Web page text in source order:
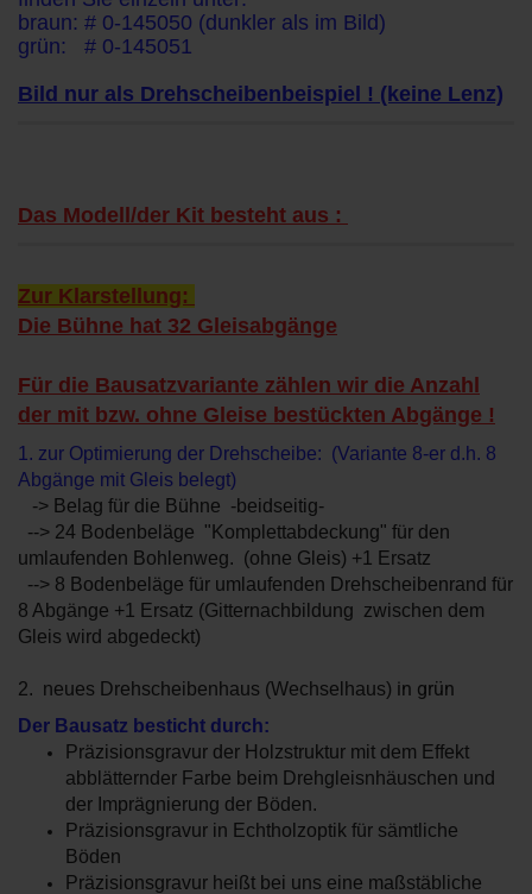
braun: # 0-145050 (dunkler als im Bild)
grün: # 0-145051
Bild nur als Drehscheibenbeispiel ! (keine Lenz)
Das Modell/der Kit besteht aus :
Zur Klarstellung:
Die Bühne hat 32 Gleisabgänge
Für die Bausatzvariante zählen wir die Anzahl
der mit bzw. ohne Gleise bestückten Abgänge !
1. zur Optimierung der Drehscheibe: (Variante 8-er d.h. 8
Abgänge mit Gleis belegt)
-> Belag für die Bühne -beidseitig-
--> 24 Bodenbeläge "Komplettabdeckung" für den
umlaufenden Bohlenweg. (ohne Gleis) +1 Ersatz
--> 8 Bodenbeläge für umlaufenden Drehscheibenrand für
8 Abgänge +1 Ersatz (Gitternachbildung zwischen dem
Gleis wird abgedeckt)
2. neues Drehscheibenhaus (Wechselhaus) in grün
Der Bausatz besticht durch:
Präzisionsgravur der Holzstruktur mit dem Effekt
abblätternder Farbe beim Drehgleisnhäuschen und
der Imprägnierung der Böden.
Präzisionsgravur in Echtholzoptik für sämtliche
Böden
Präzisionsgravur heißt bei uns eine maßstäbliche